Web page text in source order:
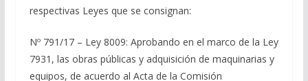
respectivas Leyes que se consignan:
Nº 791/17 – Ley 8009: Aprobando en el marco de la Ley
7931, las obras públicas y adquisición de maquinarias y
equipos, de acuerdo al Acta de la Comisión